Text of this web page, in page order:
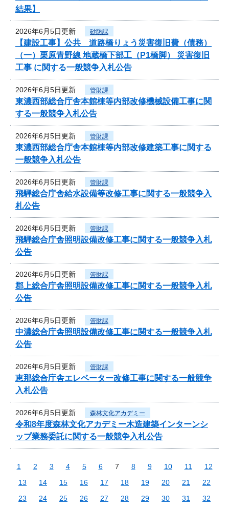
結果】
2026年6月5日更新 砂防課
【建設工事】公共 道路橋りょう災害復旧費（債務）
（一）栗原青野線 地蔵橋下部工（P1橋脚） 災害復旧
工事 に関する一般競争入札公告
2026年6月5日更新 管財課
東濃西部総合庁舎本館棟等内部改修機械設備工事に関
する一般競争入札公告
2026年6月5日更新 管財課
東濃西部総合庁舎本館棟等内部改修建築工事に関する
一般競争入札公告
2026年6月5日更新 管財課
飛騨総合庁舎給水設備等改修工事に関する一般競争入
札公告
2026年6月5日更新 管財課
飛騨総合庁舎照明設備改修工事に関する一般競争入札
公告
2026年6月5日更新 管財課
郡上総合庁舎照明設備改修工事に関する一般競争入札
公告
2026年6月5日更新 管財課
中濃総合庁舎照明設備改修工事に関する一般競争入札
公告
2026年6月5日更新 管財課
恵那総合庁舎エレベーター改修工事に関する一般競争
入札公告
2026年6月5日更新 森林文化アカデミー
令和8年度森林文化アカデミー木造建築インターンシ
ップ業務委託に関する一般競争入札公告
1 2 3 4 5 6 7 8 9 10 11
12
13
14 15 16 17 18 19 20 21
22
23
24 25 26 27 28 29 30 31
32